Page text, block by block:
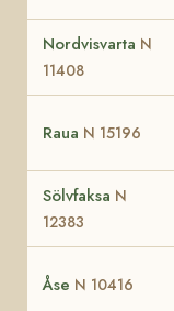
Nordvisvarta N
11408
Raua N 15196
Sölvfaksa N
12383
Åse N 10416